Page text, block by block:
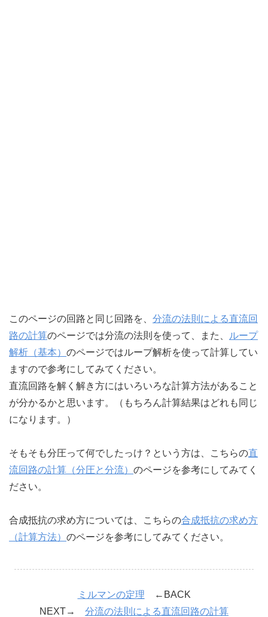
このページの回路と同じ回路を、 分流の法則による直流回
路の計算のページでは分流の法則を使って、また、
ループ
解析（基本） のページではループ解析を使って計算してい
ますので参考にしてみてください。
直流回路を解く解き方にはいろいろな計算方法があること
が分かるかと思います。（もちろん計算結果はどれも同じ
になります。）
そもそも分圧って何でしたっけ？という方は、こちらの直
流回路の計算（分圧と分流） のページを参考にしてみてく
ださい。
合成抵抗の求め方については、こちらの合成抵抗の求め方
（計算方法） のページを参考にしてみてください。
ミルマンの定理 ←BACK
NEXT→ 分流の法則による直流回路の計算